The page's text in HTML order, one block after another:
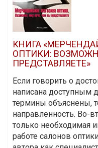
КНИГА
ОПТИКИ:
ПРЕДСТАВЛЯЕТЕ»
Если говорить о
написана доступным
термины объяснены,
направленность. Во-
только необходимая
работе салонов